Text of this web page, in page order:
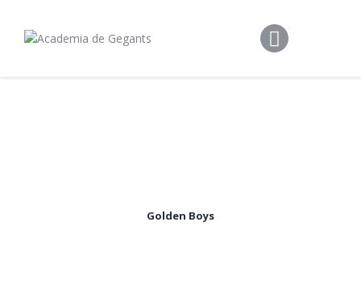
Tecnicamp
Golden Boys